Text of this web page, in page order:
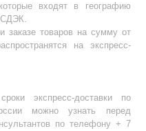
входят в географию
СДЭК.
заказе товаров на сумму от
на экспресс-
экспресс-доставки по
можно узнать перед
по телефону + 7